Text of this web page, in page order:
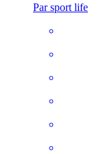
Par sport life